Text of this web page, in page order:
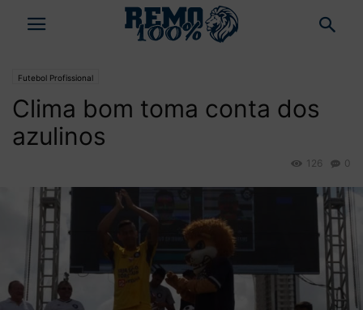
Futebol Profissional
Clima bom toma conta dos
azulinos
0
126